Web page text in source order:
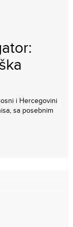
i Hercegovini
sa posebnim